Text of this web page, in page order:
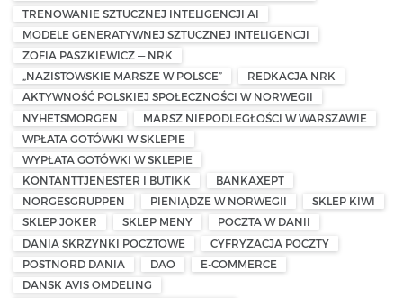
TRENOWANIE SZTUCZNEJ INTELIGENCJI AI
MODELE GENERATYWNEJ SZTUCZNEJ INTELIGENCJI
ZOFIA PASZKIEWICZ — NRK
„NAZISTOWSKIE MARSZE W POLSCE”
REDKACJA NRK
AKTYWNOŚĆ POLSKIEJ SPOŁECZNOŚCI W NORWEGII
NYHETSMORGEN
MARSZ NIEPODLEGŁOŚCI W WARSZAWIE
WPŁATA GOTÓWKI W SKLEPIE
WYPŁATA GOTÓWKI W SKLEPIE
KONTANTTJENESTER I BUTIKK
BANKAXEPT
NORGESGRUPPEN
PIENIĄDZE W NORWEGII
SKLEP KIWI
SKLEP JOKER
SKLEP MENY
POCZTA W DANII
DANIA SKRZYNKI POCZTOWE
CYFRYZACJA POCZTY
POSTNORD DANIA
DAO
E-COMMERCE
DANSK AVIS OMDELING